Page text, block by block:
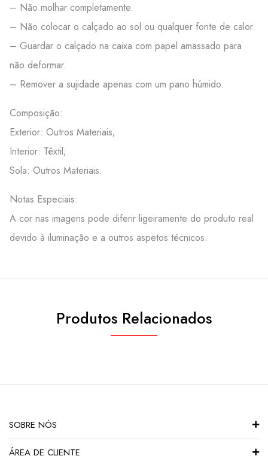
– Não molhar completamente.
– Não colocar o calçado ao sol ou qualquer fonte de calor.
– Guardar o calçado na caixa com papel amassado para
não deformar.
– Remover a sujidade apenas com um pano húmido.
Composição:
Exterior: Outros Materiais;
Interior: Têxtil;
Sola: Outros Materiais.
Notas Especiais:
A cor nas imagens pode diferir ligeiramente do produto real
devido à iluminação e a outros aspetos técnicos.
Produtos Relacionados
SOBRE NÓS
ÁREA DE CLIENTE